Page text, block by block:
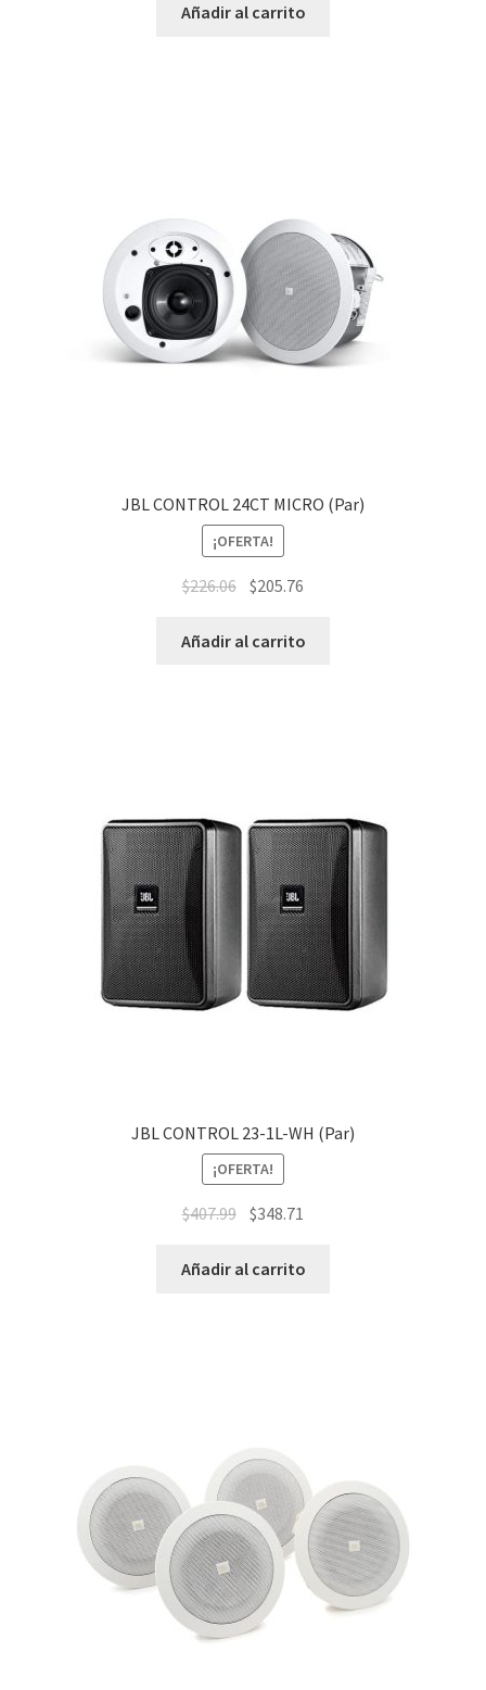
Añadir al carrito
JBL CONTROL 24CT MICRO (Par)
¡OFERTA!
$226.06 $205.76
Añadir al carrito
JBL CONTROL 23-1L-WH (Par)
¡OFERTA!
$407.99 $348.71
Añadir al carrito